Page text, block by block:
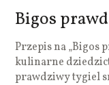
Bigos
Przepis na „Bigos
kulinarne
prawdziwy tygiel